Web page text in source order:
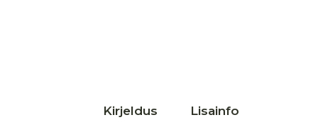
Kirjeldus Lisainfo